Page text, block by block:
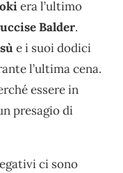
era l’ultimo
Balder.
e i suoi dodici
l’ultima cena.
essere in
presagio di
ci sono